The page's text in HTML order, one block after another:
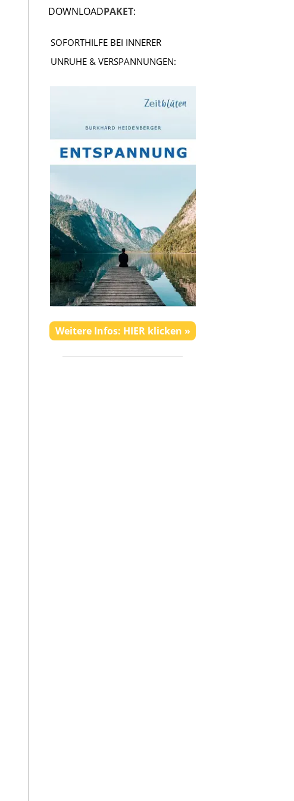
DOWNLOADPAKET:
SOFORTHILFE BEI INNERER
UNRUHE & VERSPANNUNGEN:
Weitere Infos: HIER klicken »